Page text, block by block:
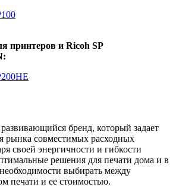
принтеров и Ricoh SP
бренд, который задает
рынка совместимых расходных
своей энергичности и гибкости
решения для печати дома и в
выбирать между
печати и ее стоимостью.